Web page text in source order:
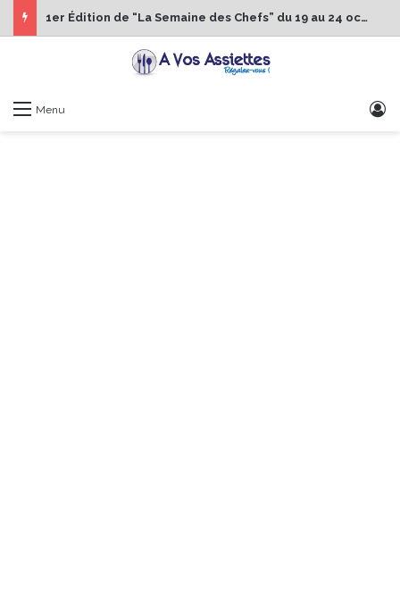
1er Édition de “La Semaine des Chefs” du 19 au 24 octobre 2026
Menu